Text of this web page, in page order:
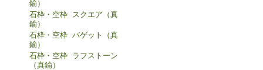
鍮）
石枠・空枠 スクエア（真
鍮）
石枠・空枠 バゲット（真
鍮）
石枠・空枠 ラフストーン
（真鍮）